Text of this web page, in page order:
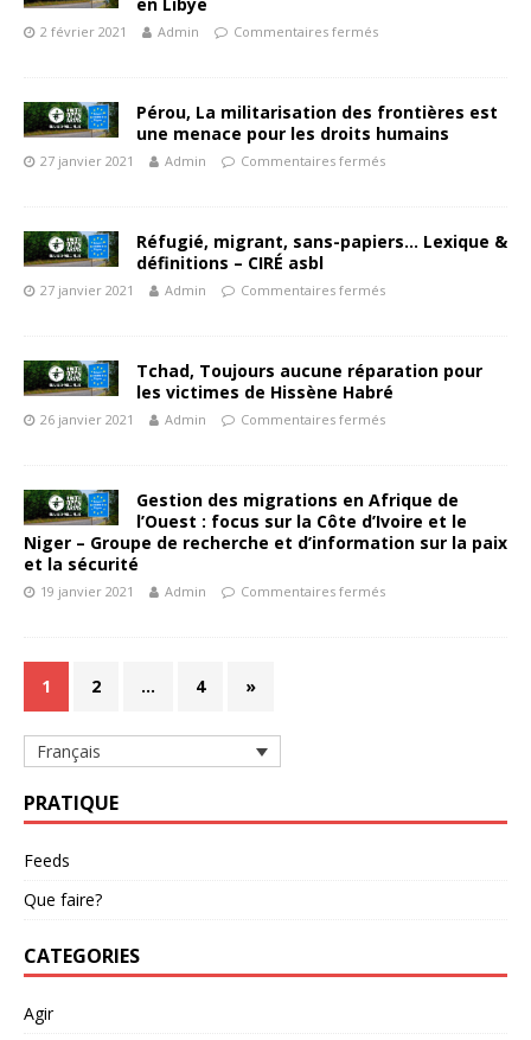
2 février 2021 Admin Commentaires fermés
Pérou, La militarisation des frontières est
une menace pour les droits humains
27 janvier 2021 Admin Commentaires fermés
Réfugié, migrant, sans-papiers… Lexique &
définitions – CIRÉ asbl
27 janvier 2021 Admin Commentaires fermés
Tchad, Toujours aucune réparation pour
les victimes de Hissène Habré
26 janvier 2021 Admin Commentaires fermés
Gestion des migrations en Afrique de
l’Ouest : focus sur la Côte d’Ivoire et le
Niger – Groupe de recherche et d’information sur la paix
et la sécurité
19 janvier 2021 Admin Commentaires fermés
1 2 … 4 »
Français
PRATIQUE
Feeds
Que faire?
CATEGORIES
Agir